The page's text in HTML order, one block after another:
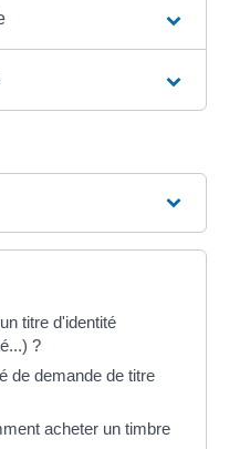
titre d'identité
?
de demande de titre
acheter un timbre